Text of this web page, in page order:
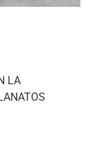
LA